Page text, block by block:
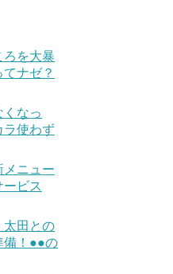
ろを大暴
ナゼ？
なっ
ラ使わず
メニュー
ビス
太田との
備！●●の